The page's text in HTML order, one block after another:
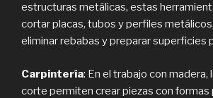
estructuras metálicas, estas
cortar placas, tubos y perfiles
eliminar rebabas y preparar superficies
Carpintería: En el trabajo con madera,
corte permiten crear piezas con formas